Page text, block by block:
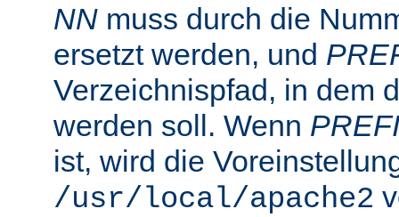
NN muss durch die
ersetzt werden, und
Verzeichnispfad, in dem
werden soll. Wenn
ist, wird die
/usr/local/apache2